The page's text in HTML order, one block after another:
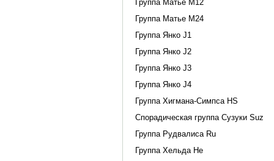
Группа Матье M12
Группа Матье M24
Группа Янко J1
Группа Янко J2
Группа Янко J3
Группа Янко J4
Группа Хигмана-Симпса HS
Спорадическая группа Сузуки Suz
Группа Рудвалиса Ru
Группа Хельда He